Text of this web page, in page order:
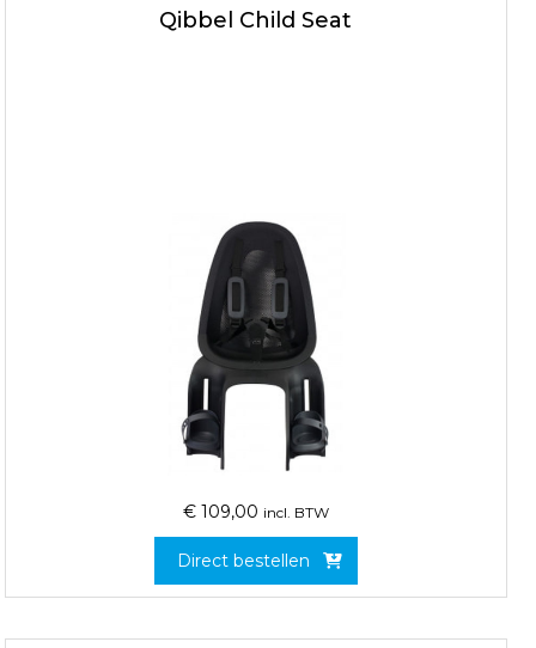
Qibbel Child Seat
€ 109,00 incl. BTW
Direct bestellen